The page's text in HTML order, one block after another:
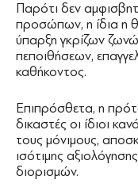
Παρότι δεν
προσώπων, η ίδια η
ύπαρξη γκρίζων
πεποιθήσεων,
καθήκοντος.
Επιπρόσθετα, η
δικαστές οι ίδιοι
τους μόνιμους,
ισότιμης
διορισμών.